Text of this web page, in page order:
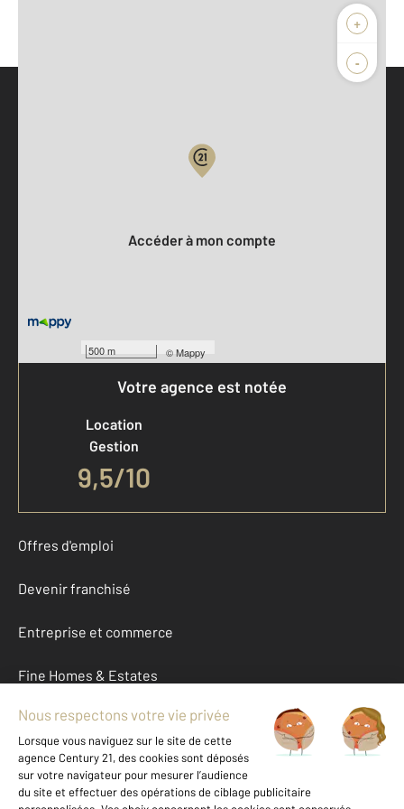
+
-
500 m ©Mappy
Accéder à mon compte
Votre agence est notée
Location
Gestion
9,5/10
Offres d'emploi
Devenir franchisé
Entreprise et commerce
Fine Homes & Estates
À propos
International
Nous contacter